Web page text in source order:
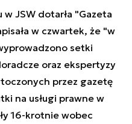
JSW dotarła "Gazeta
w czwartek, że "w
setki
oraz ekspertyzy
przez gazetę
na usługi prawne w
16-krotnie wobec